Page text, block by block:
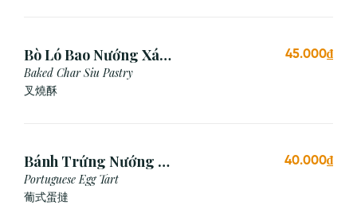
Bò Ló Bao Nướng Xá
Xíu (1 Cái)
Baked Char Siu Pastry
叉燒酥
45.000₫
Bánh Trứng Nướng Bồ
Đào Nha (2 Cái)
Portuguese Egg Tart
葡式蛋撻
40.000₫